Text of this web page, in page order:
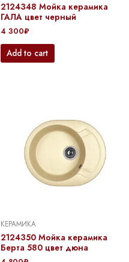
2124348 Мойка керамика
ГАЛА цвет черный
4 300₽
Add to cart
КЕРАМИКА
2124350 Мойка керамика
Берта 580 цвет дюна